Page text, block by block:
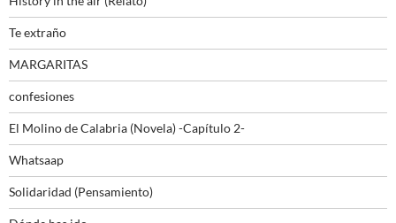
Te extraño
MARGARITAS
confesiones
El Molino de Calabria (Novela) -Capítulo 2-
Whatsaap
Solidaridad (Pensamiento)